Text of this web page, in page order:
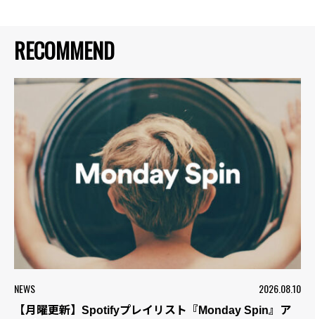
RECOMMEND
NEWS 2026.08.10
【月曜更新】Spotifyプレイリスト『Monday Spin』ア